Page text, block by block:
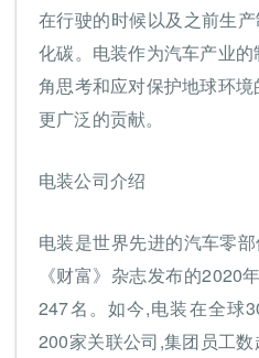
在行驶的时候以及之前生
化碳。电装作为汽车产业
角思考和应对保护地球环
更广泛的贡献。
电装公司介绍
电装是世界先进的汽车零
《财富》杂志发布的2020
247名。如今,电装在全球
200家关联公司,集团员工